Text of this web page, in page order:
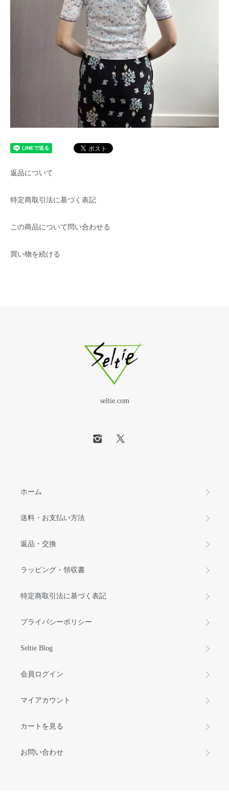
返品について
特定商取引法に基づく表記
この商品について問い合わせる
買い物を続ける
seltie.com
ホーム
送料・お支払い方法
返品・交換
ラッピング・領収書
特定商取引法に基づく表記
プライバシーポリシー
Seltie Blog
会員ログイン
マイアカウント
カートを見る
お問い合わせ